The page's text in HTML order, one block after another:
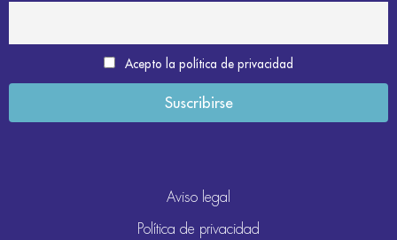
Acepto la política de privacidad
Aviso legal
Política de privacidad